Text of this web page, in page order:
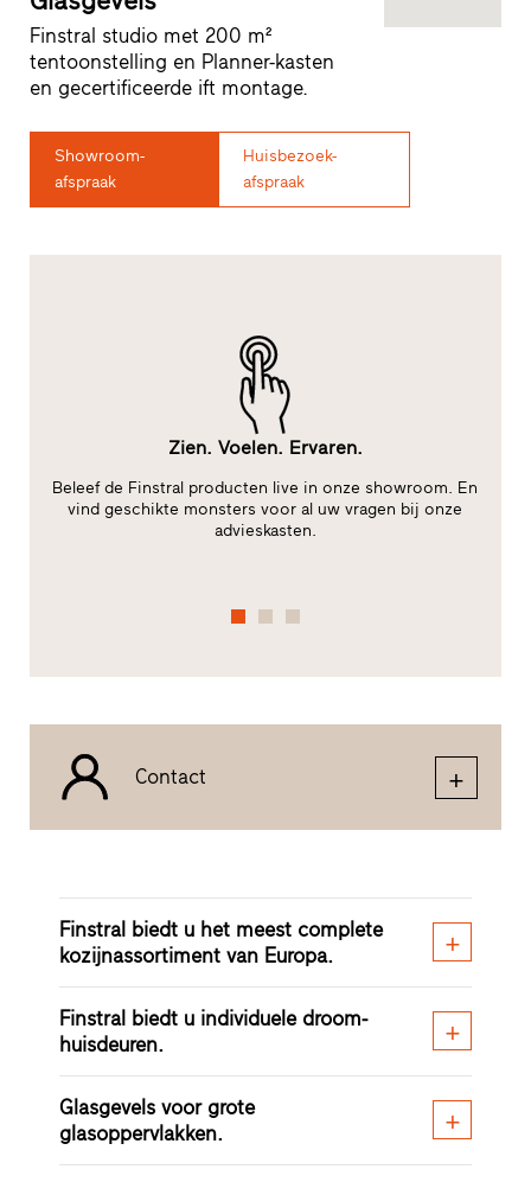
Finstral studio met 200 m²
tentoonstelling en Planner-kasten
en gecertificeerde ift montage.
Showroom-
afspraak
Huisbezoek-
afspraak
Zien. Voelen. Ervaren.
Beleef de Finstral producten live in onze showroom. En
vind geschikte monsters voor al uw vragen bij onze
advieskasten.
Contact
Finstral biedt u het meest complete
kozijnassortiment van Europa.
Finstral biedt u individuele droom-
huisdeuren.
Glasgevels voor grote
glasoppervlakken.